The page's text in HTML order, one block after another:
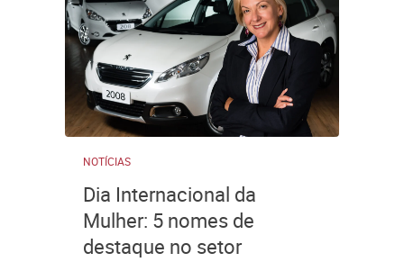
NOTÍCIAS
Dia Internacional da
Mulher: 5 nomes de
destaque no setor